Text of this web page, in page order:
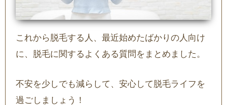
これから脱毛する人、最近始めたばかりの人向け
に、脱毛に関するよくある質問をまとめました。
不安を少しでも減らして、安心して脱毛ライフを
過ごしましょう！